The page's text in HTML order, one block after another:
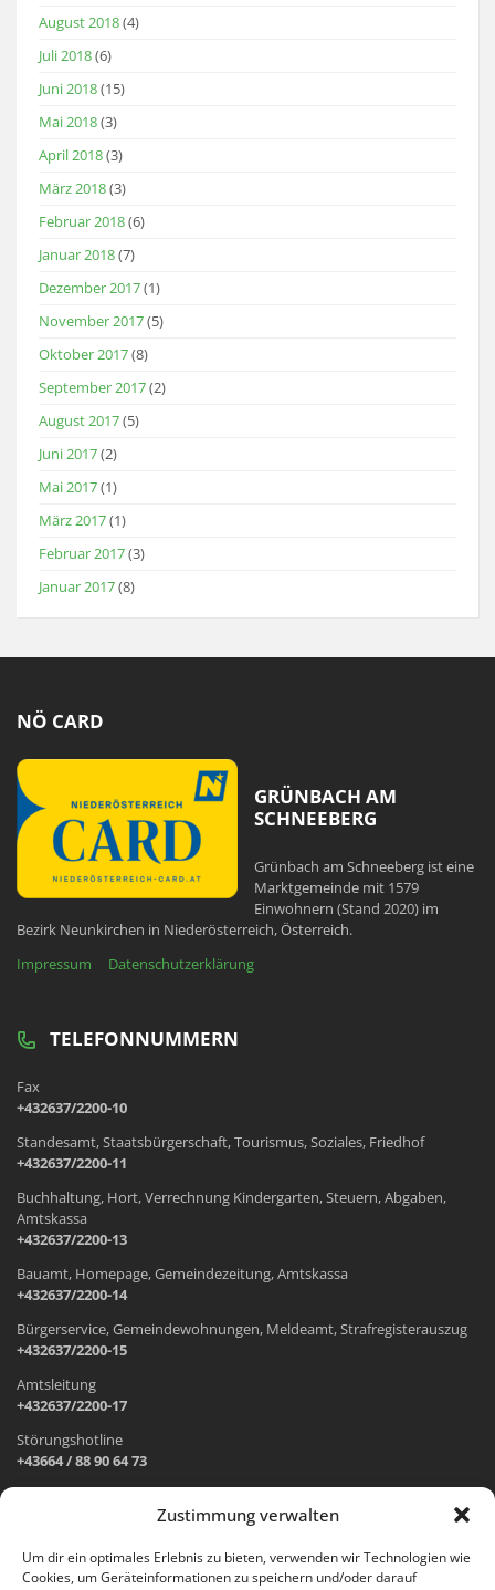
Zustimmung verwalten
Um dir ein optimales Erlebnis zu bieten, verwenden wir Technologien wie
Cookies, um Geräteinformationen zu speichern und/oder darauf
August 2018(4)
Juli 2018(6)
Juni 2018(15)
Mai 2018(3)
April 2018(3)
März 2018(3)
Februar 2018(6)
Januar 2018(7)
Dezember 2017(1)
November 2017(5)
Oktober 2017(8)
September 2017(2)
August 2017(5)
Juni 2017(2)
Mai 2017(1)
März 2017(1)
Februar 2017(3)
Januar 2017(8)
NÖ CARD
GRÜNBACH AM
SCHNEEBERG
Grünbach am Schneeberg ist eine
Marktgemeinde mit 1579
Einwohnern (Stand 2020) im
Bezirk Neunkirchen in Niederösterreich, Österreich.
Impressum
Datenschutzerklärung
TELEFONNUMMERN
Fax
+432637/2200-10
Standesamt, Staatsbürgerschaft, Tourismus, Soziales, Friedhof
+432637/2200-11
Buchhaltung, Hort, Verrechnung Kindergarten, Steuern, Abgaben,
Amtskassa
+432637/2200-13
Bauamt, Homepage, Gemeindezeitung, Amtskassa
+432637/2200-14
Bürgerservice, Gemeindewohnungen, Meldeamt, Strafregisterauszug
+432637/2200-15
Amtsleitung
+432637/2200-17
Störungshotline
+43664 / 88 90 64 73
Wr. Neustädter Straße 1